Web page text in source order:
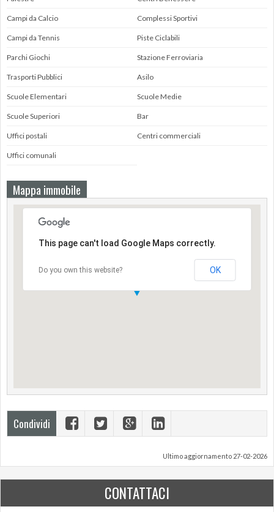
Campi da Calcio Complessi Sportivi
Campi da Tennis Piste Ciclabili
Parchi Giochi Stazione Ferroviaria
Trasporti Pubblici Asilo
Scuole Elementari Scuole Medie
Scuole Superiori Bar
Uffici postali Centri commerciali
Uffici comunali
Mappa immobile
This page can't load Google Maps correctly.
Do you own this website? OK
Condividi
Ultimo aggiornamento 27-02-2026
CONTATTACI